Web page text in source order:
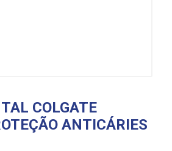
COLGATE
ANTICÁRIES